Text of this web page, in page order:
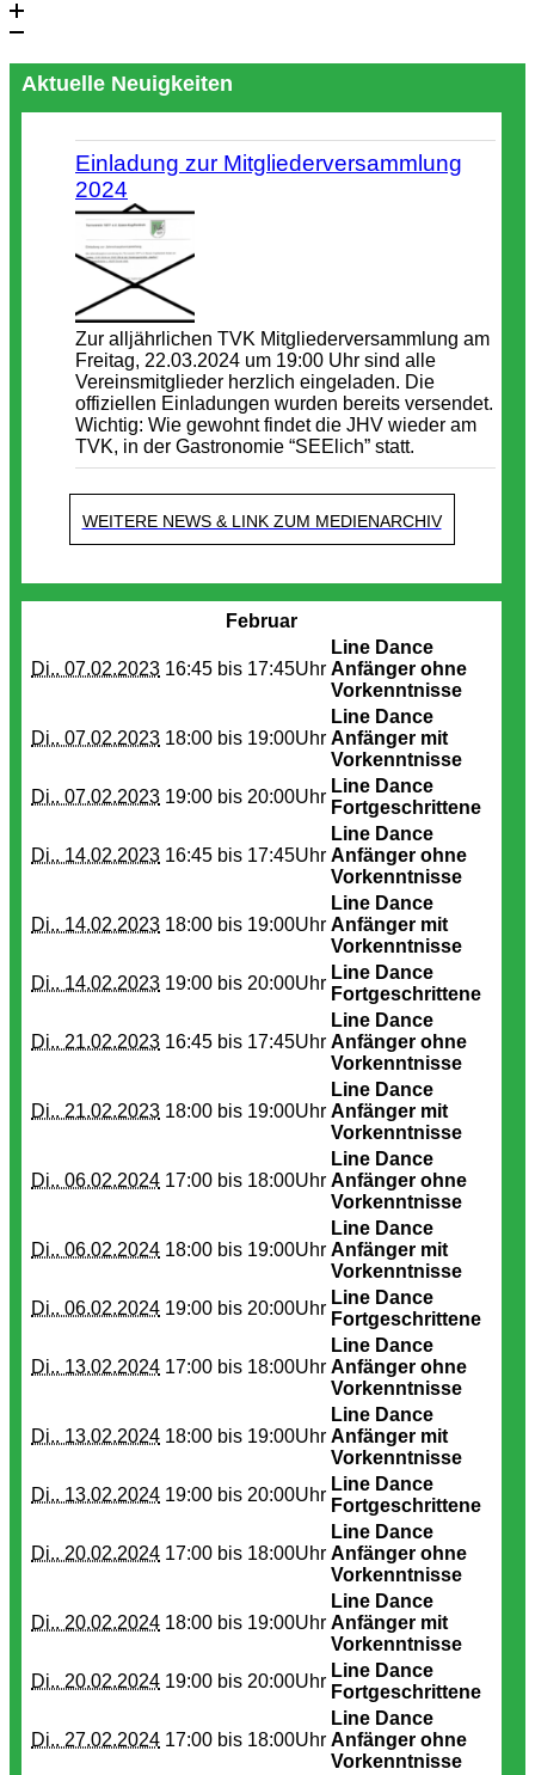
Aktuelle Neuigkeiten
Einladung zur Mitgliederversammlung
2024
Zur alljährlichen TVK Mitgliederversammlung am
Freitag, 22.03.2024 um 19:00 Uhr sind alle
Vereinsmitglieder herzlich eingeladen. Die
offiziellen Einladungen wurden bereits versendet.
Wichtig: Wie gewohnt findet die JHV wieder am
TVK, in der Gastronomie “SEElich” statt.
WEITERE NEWS & LINK ZUM MEDIENARCHIV
Februar
Di.. 07.02.2023 16:45 bis 17:45Uhr
Line Dance
Anfänger ohne
Vorkenntnisse
Di.. 07.02.2023 18:00 bis 19:00Uhr
Line Dance
Anfänger mit
Vorkenntnisse
Di.. 07.02.2023 19:00 bis 20:00Uhr
Line Dance
Fortgeschrittene
Di.. 14.02.2023 16:45 bis 17:45Uhr
Line Dance
Anfänger ohne
Vorkenntnisse
Di.. 14.02.2023 18:00 bis 19:00Uhr
Line Dance
Anfänger mit
Vorkenntnisse
Di.. 14.02.2023 19:00 bis 20:00Uhr
Line Dance
Fortgeschrittene
Di.. 21.02.2023 16:45 bis 17:45Uhr
Line Dance
Anfänger ohne
Vorkenntnisse
Di.. 21.02.2023 18:00 bis 19:00Uhr
Line Dance
Anfänger mit
Vorkenntnisse
Di.. 06.02.2024 17:00 bis 18:00Uhr
Line Dance
Anfänger ohne
Vorkenntnisse
Di.. 06.02.2024 18:00 bis 19:00Uhr
Line Dance
Anfänger mit
Vorkenntnisse
Di.. 06.02.2024 19:00 bis 20:00Uhr
Line Dance
Fortgeschrittene
Di.. 13.02.2024 17:00 bis 18:00Uhr
Line Dance
Anfänger ohne
Vorkenntnisse
Di.. 13.02.2024 18:00 bis 19:00Uhr
Line Dance
Anfänger mit
Vorkenntnisse
Di.. 13.02.2024 19:00 bis 20:00Uhr
Line Dance
Fortgeschrittene
Di.. 20.02.2024 17:00 bis 18:00Uhr
Line Dance
Anfänger ohne
Vorkenntnisse
Di.. 20.02.2024 18:00 bis 19:00Uhr
Line Dance
Anfänger mit
Vorkenntnisse
Di.. 20.02.2024 19:00 bis 20:00Uhr
Line Dance
Fortgeschrittene
Di.. 27.02.2024 17:00 bis 18:00Uhr
Line Dance
Anfänger ohne
Vorkenntnisse